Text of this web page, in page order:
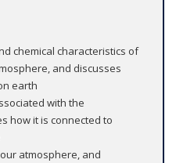
chemical characteristics of
and discusses
earth
with the
how it is connected to
atmosphere, and